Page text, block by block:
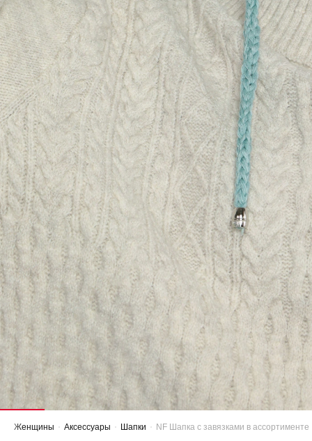
Женщины Аксессуары Шапки NF Шапка с завязками в ассортименте